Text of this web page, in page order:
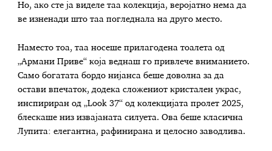
Но, ако сте ја виделе таа колекција, веројатно нема да
ве изненади што таа погледнала на друго место.
Наместо тоа, таа носеше прилагодена тоалета од
„Армани Приве“ која веднаш го привлече вниманието.
Само богатата бордо нијанса беше доволна за да
остави впечаток, додека сложениот кристален украс,
инспириран од „Look 37“ од колекцијата пролет 2025,
блескаше низ извајаната силуета. Ова беше класична
Лупита: елегантна, рафинирана и целосно заводлива.